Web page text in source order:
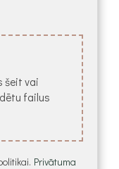
šeit vai
failus
Privātuma